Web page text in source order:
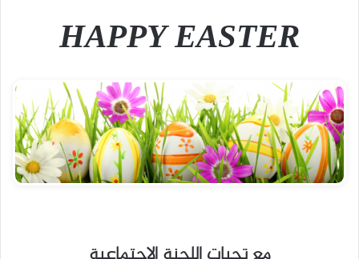
HAPPY EASTER